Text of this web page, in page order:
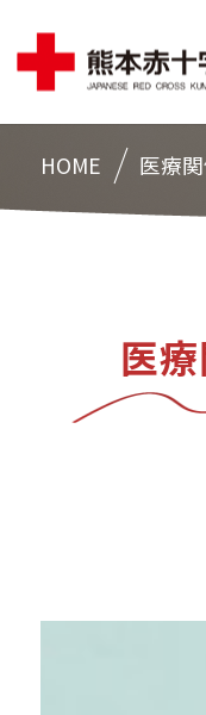
HOME 医療
医